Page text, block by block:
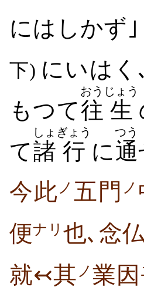
にはしかず
下) にいは
もつて往
おう
生
じょう
て諸
しょ
行
ぎょう
に通
つう
今此 ノ 五門 ノ
便ナリ 也､念
就↢其 ノ 業因